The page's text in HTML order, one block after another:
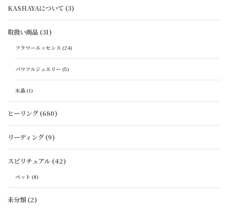
KASHAYAについて (3)
取扱い商品 (31)
フラワーエッセンス (24)
パワフルジュエリー (5)
水晶(1)
ヒーリング(680)
リーディング(9)
スピリチュアル (42)
ペット (8)
未分類 (2)